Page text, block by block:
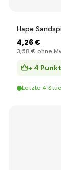
Hape
4,26 €
3,58 € ohne
+ 4
Letzte 4